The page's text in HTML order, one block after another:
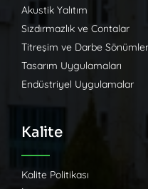
Akustik Yalıtım
Sızdırmazlık ve Contalar
Titreşim ve Darbe
Tasarım Uygulamaları
Endüstriyel Uygulamalar
Kalite
Kalite Politikası